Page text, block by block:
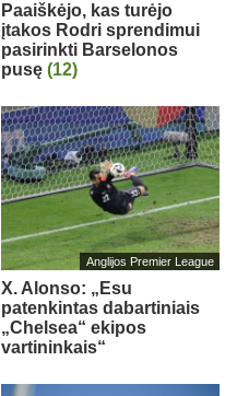
Paaiškėjo, kas turėjo
įtakos Rodri sprendimui
pasirinkti Barselonos
pusę (12)
Anglijos Premier League
X. Alonso: „Esu
patenkintas dabartiniais
„Chelsea“ ekipos
vartininkais“